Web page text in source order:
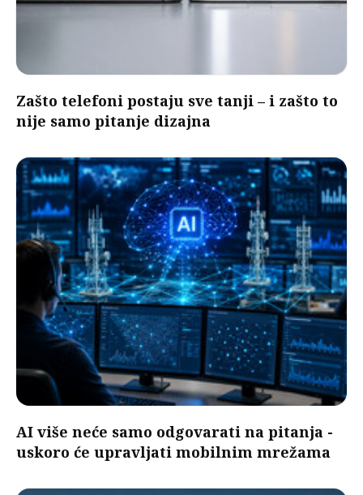
Zašto telefoni postaju sve tanji – i zašto to
nije samo pitanje dizajna
AI više neće samo odgovarati na pitanja -
uskoro će upravljati mobilnim mrežama